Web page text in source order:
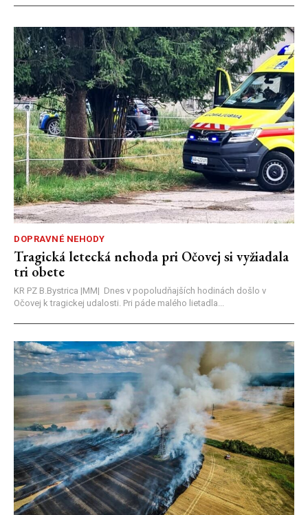
DOPRAVNÉ NEHODY
Tragická letecká nehoda pri Očovej si vyžiadala
tri obete
KR PZ B.Bystrica |MM| Dnes v popoludňajších hodinách došlo v
Očovej k tragickej udalosti. Pri páde malého lietadla...